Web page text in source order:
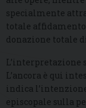
specialmente
totale
donazione totale di
L’interpretazione
L’ancora è qui
indica
episcopale sulla